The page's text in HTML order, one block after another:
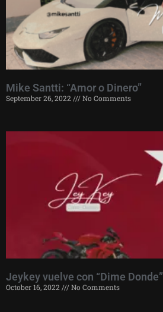
Mike Santti: “Amor o Dinero”
September 26, 2022 No Comments
Jeykey vuelve con “Dime Donde”
October 16, 2022 No Comments